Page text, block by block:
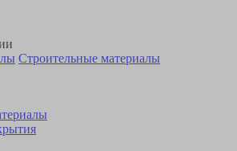
Строительные материалы